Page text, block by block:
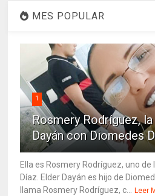
MES POPULAR
1
Rosmery Rodríguez,
Dayán con Diomedes
Ella es Rosmery Rodríguez, uno
Díaz. Elder Dayán es hijo de
llama Rosmery Rodríguez, c... Leer